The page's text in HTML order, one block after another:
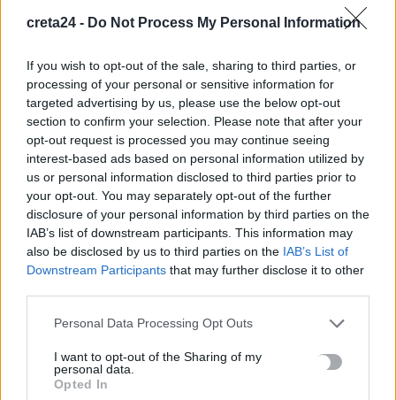
creta24 - Do Not Process My Personal Information
If you wish to opt-out of the sale, sharing to third parties, or
processing of your personal or sensitive information for
targeted advertising by us, please use the below opt-out
section to confirm your selection. Please note that after your
opt-out request is processed you may continue seeing
interest-based ads based on personal information utilized by
us or personal information disclosed to third parties prior to
your opt-out. You may separately opt-out of the further
disclosure of your personal information by third parties on the
IAB’s list of downstream participants. This information may
also be disclosed by us to third parties on the IAB’s List of
Downstream Participants that may further disclose it to other
Personal Data Processing Opt Outs
I want to opt-out of the Sharing of my
personal data.
Opted In
Μην χάνεις είδηση. Βάλε το CRETA24
στην
Google
ΠΡΟΣΘΕΣΕ ΤΟCRETA24ΣΤΗΝ GOOGLE
ΡΟΗ ΕΙΔΗΣΕΩΝ
Κολύμβηση: Πανελλήνιο ρεκόρ για την Εθνική 4×200μ.
ελεύθερο – Ιστορική επίδοση από τον Μάρκο
10 Αυγούστου, 2026
Το Φεστιβάλ της Περιφέρειας Κρήτης παρουσιάζει το Ρεσιτάλ
πιάνου Wolfgang Amadeus Mozart
Πολύ υψηλός ο κίνδυνος πυρκαγιάς αύριο για πέντε
περιφέρειες
10 Αυγούστου, 2026